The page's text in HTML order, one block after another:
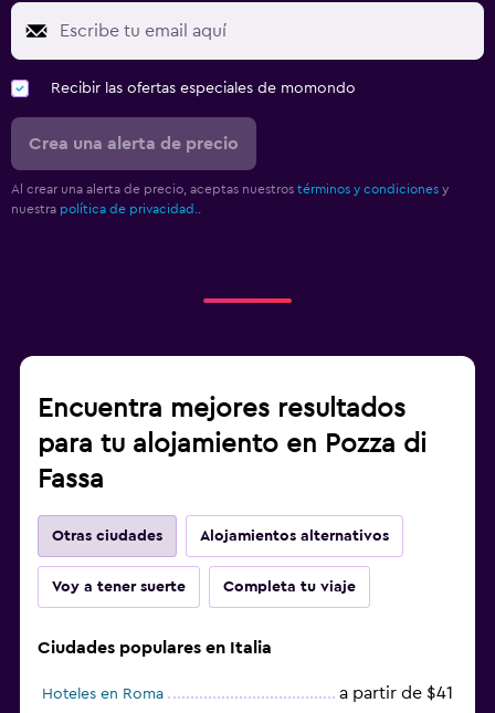
Recibir las ofertas especiales de momondo
Crea una alerta de precio
Al crear una alerta de precio, aceptas nuestros términos y condiciones y
nuestra política de privacidad.
Encuentra mejores resultados
para tu alojamiento en Pozza di
Fassa
Otras ciudades Alojamientos alternativos
Voy a tener suerte Completa tu viaje
Ciudades populares en Italia
Hoteles en Roma a partir de $41